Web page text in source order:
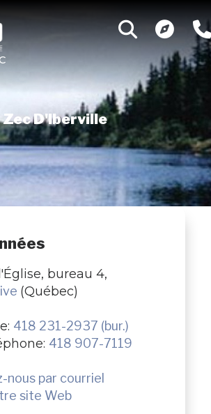
Zec D'Iberville
bureau 4,
(Québec)
418 231-2937 (bur.)
418 907-7119
nous par courriel
site Web